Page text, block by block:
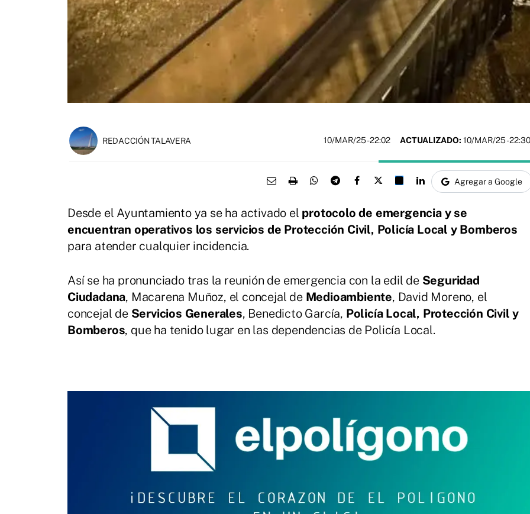
REDACCIÓN TALAVERA 10/MAR/25- 22:02 ACTUALIZADO: 10/MAR/25 - 22:30
Agregar a Google
Desde el Ayuntamiento ya se ha activado el protocolo de emergencia y se
encuentran operativos los servicios de Protección Civil, Policía Local y Bomberos
para atender cualquier incidencia.
Así se ha pronunciado tras la reunión de emergencia con la edil de Seguridad
Ciudadana, Macarena Muñoz, el concejal de Medioambiente, David Moreno, el
concejal deServicios Generales, Benedicto García, Policía Local, Protección Civil y
Bomberos, que ha tenido lugar en las dependencias de Policía Local.